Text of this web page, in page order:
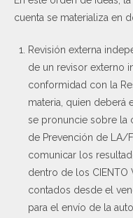
cuenta se materializa en
Revisión externa
de un revisor externo
conformidad con la
materia, quien deberá
se pronuncie sobre la
de Prevención de LA/
comunicar los
dentro de los CIENTO
contados desde el
para el envío de la